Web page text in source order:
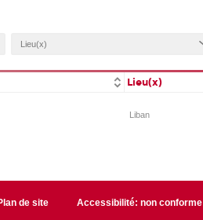
Lieu(x)
Liban
de site Accessibilité: non conforme